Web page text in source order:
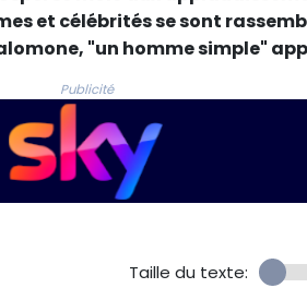
et célébrités se sont
"un homme simple"
Publicité
Taille du texte: